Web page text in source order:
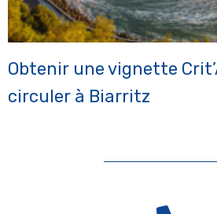
Obtenir une vignette
circuler à Biarritz